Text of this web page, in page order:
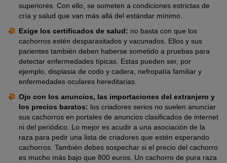
superiores. Con ello, se someten a condiciones estrictas de
cría y salud que van más allá del estándar mínimo.
Exige los certificados de salud: no basta con que los
cachorros estén desparasitados y vacunados. Ellos y sus
parientes también deben haberse sometido a pruebas para
detectar enfermedades típicas. Estas pueden ser, por
ejemplo, displasia de codo y cadera, nefropatía familiar y
enfermedades oculares hereditarias.
Ojo con los anuncios, las importaciones del extranjero y
los precios baratos: los criadores serios no suelen anunciar
sus cachorros en portales de anuncios clasificados de internet
ni del periódico. Lo mejor es acudir a una asociación de la
raza para pedir una lista de criadores que estén esperando
cachorros. También debes sospechar si el precio del cachorro
es mucho más bajo que 800 euros. Un cachorro de pura raza